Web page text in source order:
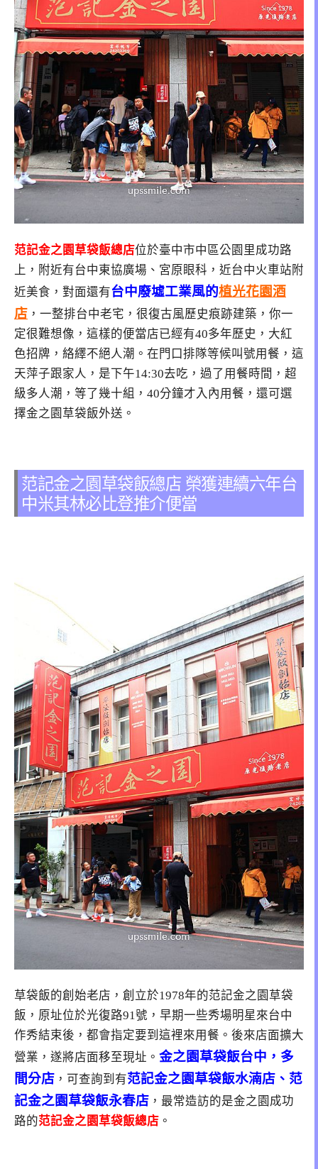
范記金之園草袋飯總店位於臺中市中區公園里成功路
上，附近有台中東協廣場、宮原眼科，近台中火車站附
近美食，對面還有台中廢墟工業風的植光花園酒
店 ，一整排台中老宅，很復古風歷史痕跡建築，你一
定很難想像，這樣的便當店已經有40多年歷史，大紅
色招牌，絡繹不絕人潮。在門口排隊等候叫號用餐，這
天萍子跟家人，是下午14:30去吃，過了用餐時間，超
級多人潮，等了幾十組，40分鐘才入內用餐，還可選
擇金之園草袋飯外送。
范記金之園草袋飯總店 榮獲連續六年台
中米其林必比登推介便當
草袋飯的創始老店，創立於1978年的范記金之園草袋
飯，原址位於光復路91號，早期一些秀場明星來台中
作秀結束後，都會指定要到這裡來用餐。後來店面擴大
營業，遂將店面移至現址。 金之園草袋飯台中，多
間分店 ，可查詢到有范記金之園草袋飯水湳店、范
記金之園草袋飯永春店 ，最常造訪的是金之園成功
路的范記金之園草袋飯總店 。